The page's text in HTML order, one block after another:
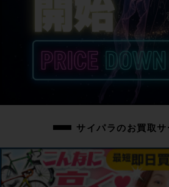
サイパラのお買取サ